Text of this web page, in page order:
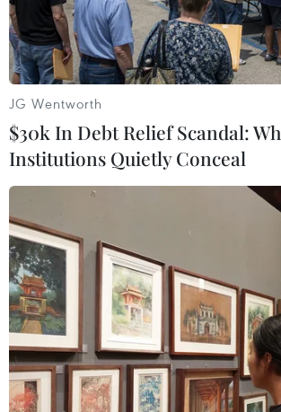
Hồ La Angostura, cách Cochabamba,
khoảng 14km bị cạn khô nước do nắng nóng
AFP/TTXVN)
Ngày 14/11, Tổ chức Khí tượng
của Liên hợp quốc cho biết năm
là năm nóng kỷ lục.
JG Wentworth
$30k In Debt Relief Scandal:
Institutions Quietly Conceal